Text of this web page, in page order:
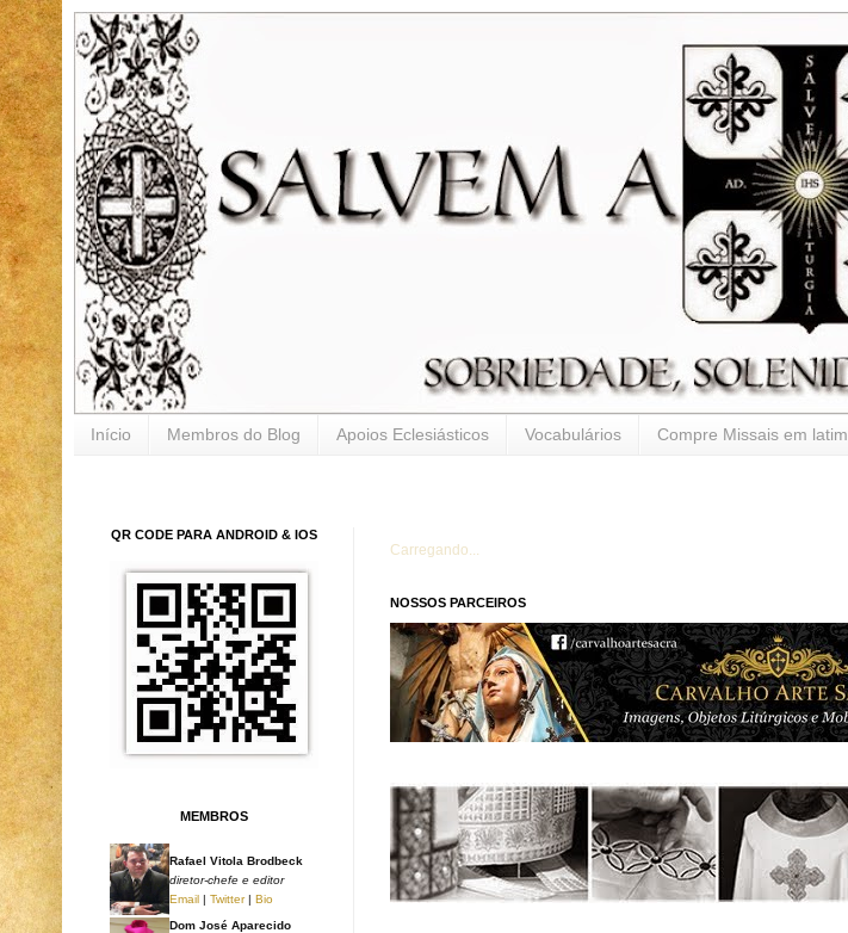
Início Membros do Blog Apoios Eclesiásticos Vocabulários Compre Missais em latim
Carregando...
NOSSOS PARCEIROS
QR CODE PARA ANDROID & IOS
MEMBROS
Rafael Vitola Brodbeck
diretor-chefe e editor
Email | Twitter| Bio
Dom José Aparecido